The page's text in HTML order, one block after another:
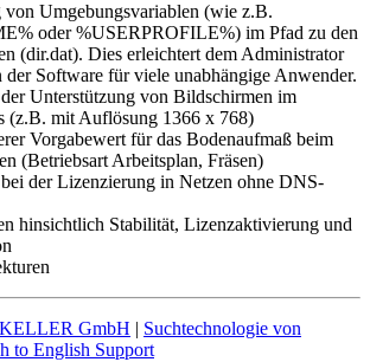
von Umgebungsvariablen (wie z.B.
oder %USERPROFILE%) im Pfad zu den
(dir.dat). Dies erleichtert dem Administrator
der Software für viele unabhängige Anwender.
der Unterstützung von Bildschirmen im
(z.B. mit Auflösung 1366 x 768)
Vorgabewert für das Bodenaufmaß beim
(Betriebsart Arbeitsplan, Fräsen)
bei der Lizenzierung in Netzen ohne DNS-
hinsichtlich Stabilität, Lizenzaktivierung und
GmbH | Suchtechnologie von
to English Support